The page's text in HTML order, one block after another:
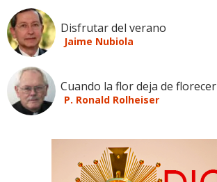
Disfrutar del verano
Jaime Nubiola
Cuando la flor deja de florecer
P. Ronald Rolheiser